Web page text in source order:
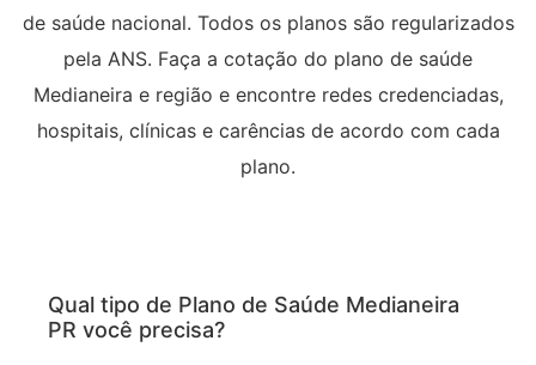
de saúde nacional. Todos os planos são regularizados
pela ANS. Faça a cotação do plano de saúde
Medianeira e região e encontre redes credenciadas,
hospitais, clínicas e carências de acordo com cada
plano.
Qual tipo de Plano de Saúde Medianeira
PR você precisa?